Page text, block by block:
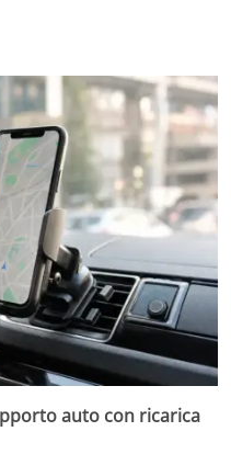
auto con ricarica